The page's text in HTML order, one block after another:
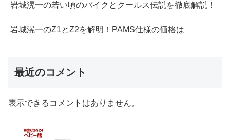
岩城滉一の若い頃のバイクとクールス伝説を徹底解説！
岩城滉一のZ1とZ2を解明！PAMS仕様の価格は
最近のコメント
表示できるコメントはありません。